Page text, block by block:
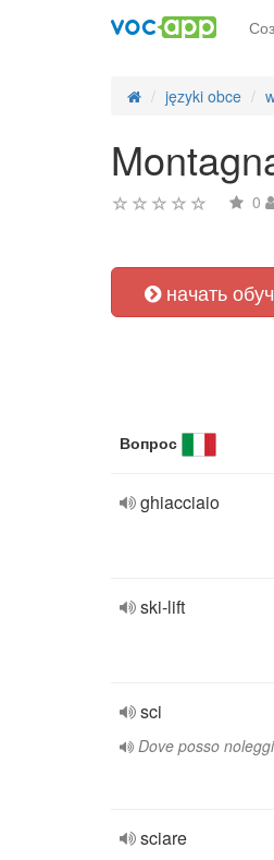
języki obce
0
начать
Вопрос
ghiacciaio
ski-lift
sci
Dove posso
sciare